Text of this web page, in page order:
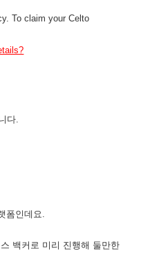
To claim your Celto
다.
폼인데요.
백커로 미리 진행해 둘만한